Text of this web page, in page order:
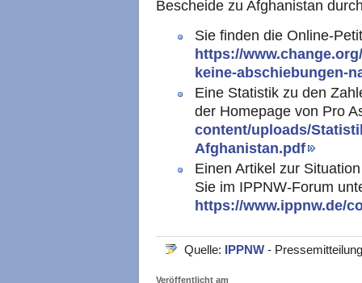
Bescheide zu Afghanistan
Sie finden die Online-
https://
keine-abschiebungen-
Eine Statistik zu den
der Homepage von Pro
content/uploads/
Afghanistan.pdf
Einen Artikel zur
Sie im IPPNW-Forum
https://www.ippnw.de/
Quelle: IPPNW -
Veröffentlicht am